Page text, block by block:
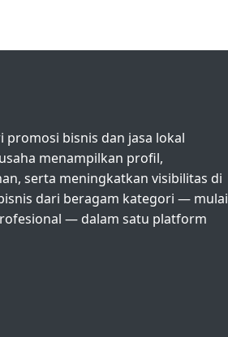
bisnis dan jasa lokal
menampilkan profil,
serta meningkatkan visibilitas di
dari beragam kategori — mulai
— dalam satu platform